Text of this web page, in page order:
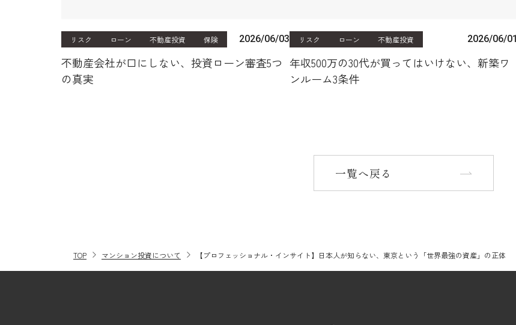
リスク ローン 不動産投資 保険 2026/06/03
不動産会社が口にしない、投資ローン審査5つ
の真実
リスク ローン 不動産投資 2026/06/01
年収500万の30代が買ってはいけない、新築ワ
ンルーム3条件
一覧へ戻る
TOP マンション投資について 【プロフェッショナル・インサイト】日本人が知らない、東京という「世界最強の資産」の正体